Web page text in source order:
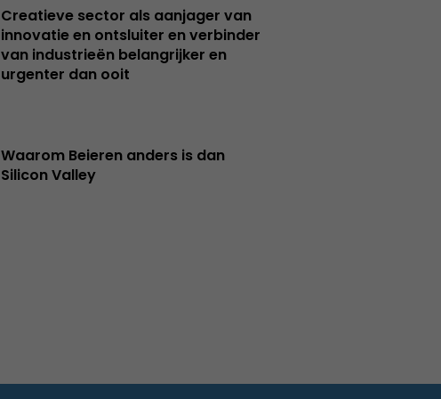
Creatieve sector als aanjager van
innovatie en ontsluiter en verbinder
van industrieën belangrijker en
urgenter dan ooit
Waarom Beieren anders is dan
Silicon Valley